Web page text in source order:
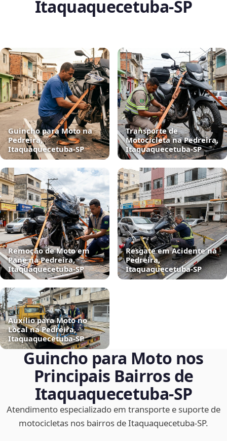
Itaquaquecetuba‑SP
Guincho para Moto na
Pedreira,
Itaquaquecetuba‑SP
Transporte de
Motocicleta na Pedreira,
Itaquaquecetuba‑SP
Remoção de Moto em
Pane na Pedreira,
Itaquaquecetuba‑SP
Resgate em Acidente na
Pedreira,
Itaquaquecetuba‑SP
Auxílio para Moto no
Local na Pedreira,
Itaquaquecetuba‑SP
Guincho para Moto nos
Principais Bairros de
Itaquaquecetuba‑SP
Atendimento especializado em transporte e suporte de
motocicletas nos bairros de Itaquaquecetuba‑SP.